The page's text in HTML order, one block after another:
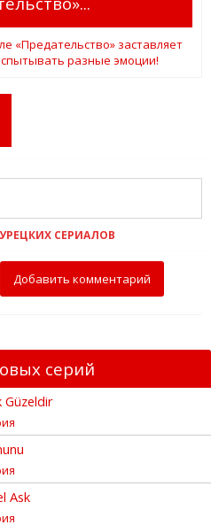
СЕРИАЛОВ
Добавить комментарий
серий
Güzeldir
Ask